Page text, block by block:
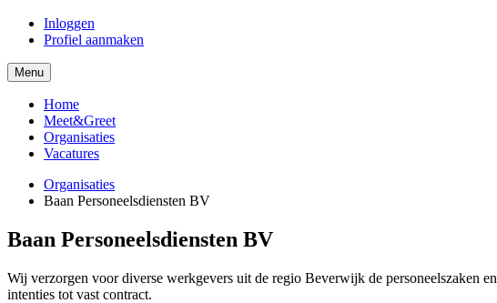
Inloggen
Profiel aanmaken
MenuMenu
collapsed
Home
Meet&Greet
Organisaties
Vacatures
Organisaties
Baan Personeelsdiensten BV
Baan Personeelsdiensten BV
Wij verzorgen voor diverse werkgevers uit de regio Beverwijk de personeelszaken
intenties tot vast contract.